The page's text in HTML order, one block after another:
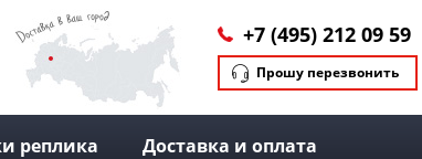
+7 (495) 212 09 59
Прошу перезвонить
реплика Доставка и оплата